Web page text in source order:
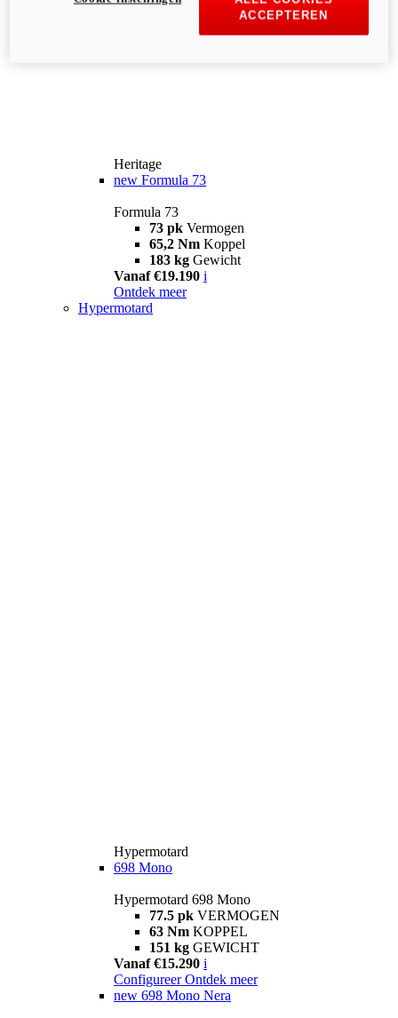
Heritage
new Formula 73
Formula 73
73 pk Vermogen
65,2 Nm Koppel
183 kg Gewicht
Vanaf €19.190 i
Ontdek meer
Hypermotard
Hypermotard
698 Mono
Hypermotard 698 Mono
77.5 pk VERMOGEN
63 Nm KOPPEL
151 kg GEWICHT
Vanaf €15.290 i
Configureer Ontdek meer
new 698 Mono Nera
ACCEPTEREN